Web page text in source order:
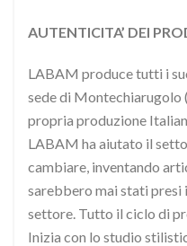
AUTENTICITA’ DEI
LABAM produce tutti i
sede di Montechiarugolo
propria produzione
LABAM ha aiutato il
cambiare, inventando
sarebbero mai stati presi
settore. Tutto il ciclo di
Inizia con lo studio